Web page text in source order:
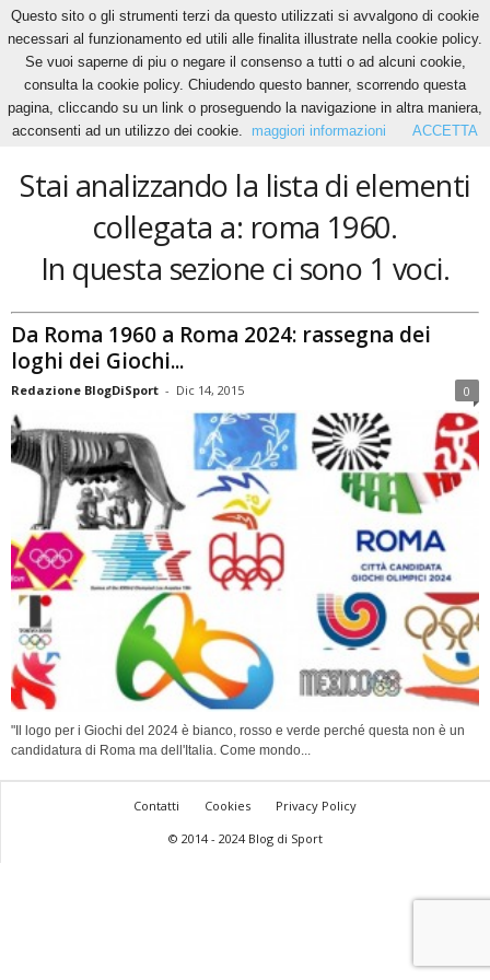
Home Tags Roma 1960
roma 1960
Stai analizzando la lista di elementi
collegata a: roma 1960.
In questa sezione ci sono 1 voci.
Da Roma 1960 a Roma 2024: rassegna dei
loghi dei Giochi...
Redazione BlogDiSport - Dic 14, 2015 0
"Il logo per i Giochi del 2024 è bianco, rosso e verde perché questa non è un
candidatura di Roma ma dell'Italia. Come mondo...
Contatti Cookies
Privacy Policy
© 2014 - 2024 Blog di Sport
Questo sito o gli strumenti terzi da questo utilizzati si avvalgono di cookie
necessari al funzionamento ed utili alle finalita illustrate nella cookie policy.
Se vuoi saperne di piu o negare il consenso a tutti o ad alcuni cookie,
consulta la cookie policy. Chiudendo questo banner, scorrendo questa
pagina, cliccando su un link o proseguendo la navigazione in altra maniera,
acconsenti ad un utilizzo dei cookie.
maggiori informazioni ACCETTA